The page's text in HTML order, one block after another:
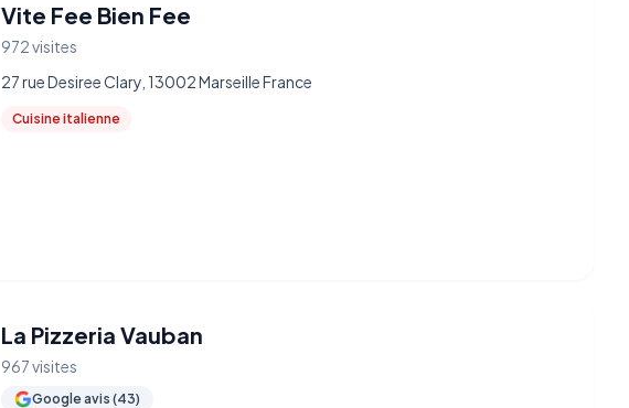
Vite Fee Bien Fee
972 visites
27 rue Desiree Clary, 13002 Marseille France
Cuisine italienne
La Pizzeria Vauban
967 visites
Google avis (43)